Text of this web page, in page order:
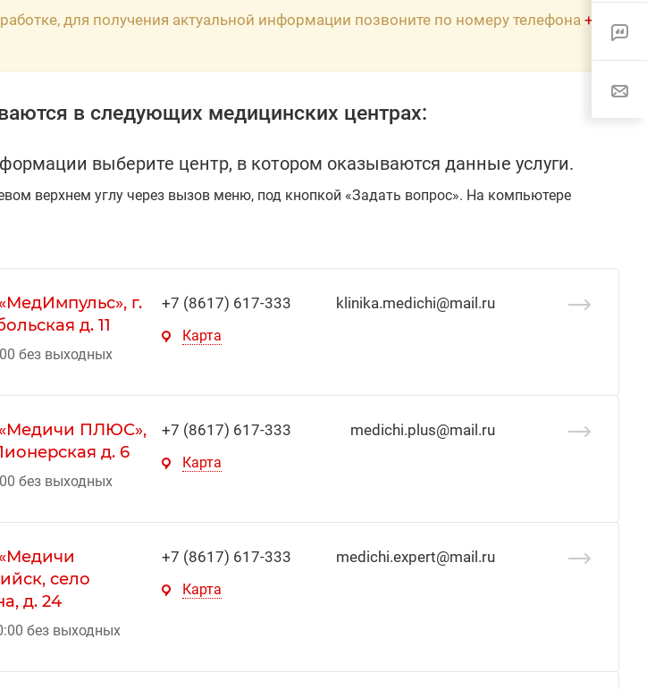
для получения актуальной информации позвоните по номеру телефона +7
в следующих медицинских центрах:
выберите центр, в котором оказываются данные услуги.
верхнем углу через вызов меню, под кнопкой «Задать вопрос». На компьютере
г.
д. 11
без выходных
+7 (8617) 617-333 klinika.medichi@mail.ru
Карта
ПЛЮС»,
д. 6
без выходных
+7 (8617) 617-333 medichi.plus@mail.ru
Карта
село
д. 24
без выходных
+7 (8617) 617-333 medichi.expert@mail.ru
Карта